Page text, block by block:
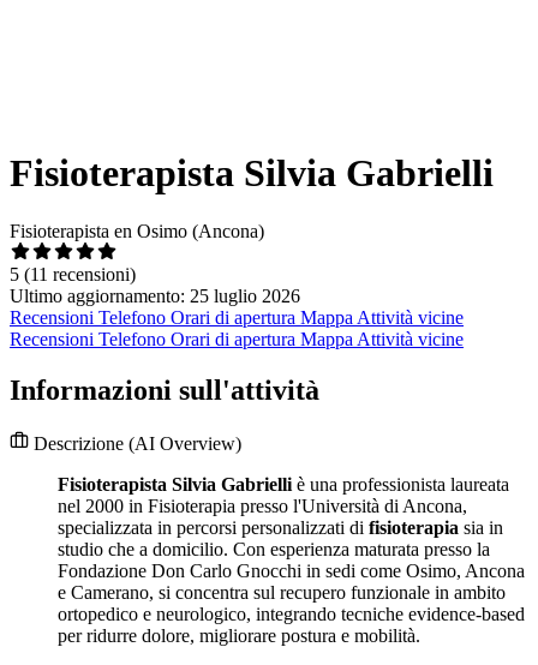
Fisioterapista Silvia Gabrielli
Fisioterapista en Osimo (Ancona)
5 (11 recensioni)
Ultimo aggiornamento: 25 luglio 2026
Recensioni Telefono Orari di apertura Mappa Attività vicine
Recensioni Telefono Orari di apertura Mappa Attività vicine
Informazioni sull'attività
Descrizione (AI Overview)
Fisioterapista Silvia Gabrielli è una professionista laureata
nel 2000 in Fisioterapia presso l'Università di Ancona,
specializzata in percorsi personalizzati di fisioterapia sia in
studio che a domicilio. Con esperienza maturata presso la
Fondazione Don Carlo Gnocchi in sedi come Osimo, Ancona
e Camerano, si concentra sul recupero funzionale in ambito
ortopedico e neurologico, integrando tecniche evidence-based
per ridurre dolore, migliorare postura e mobilità.